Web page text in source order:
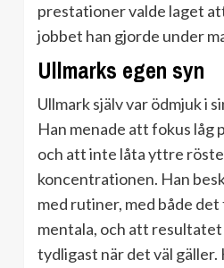
prestationer valde laget
jobbet han gjorde under
Ullmarks egen syn
Ullmark själv var ödmjuk i
Han menade att fokus låg
och att inte låta yttre
koncentrationen. Han
med rutiner, med både
mentala, och att resultatet
tydligast när det väl